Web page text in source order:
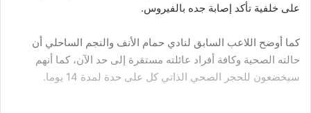
على خلفية تأكد إصابة جده بالفيروس.
كما أوضح اللاعب السابق لنادي حمام الأنف والنجم الساحلي أن
حالته الصحية وكافة أفراد عائلته مستقرة إلى حد الآن، كما أنهم
سيخضعون للحجر الصحي الذاتي كل على حدة لمدة 14 يوما.